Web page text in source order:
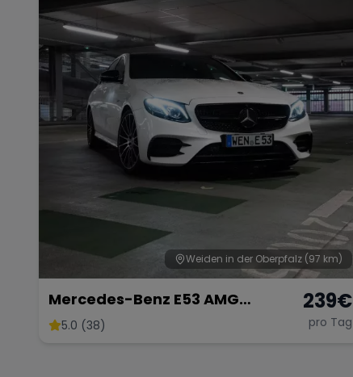
Weiden in der Oberpfalz (97 km)
Mercedes-Benz E53 AMG
Performance
5.0 (38)
239€
pro Tag